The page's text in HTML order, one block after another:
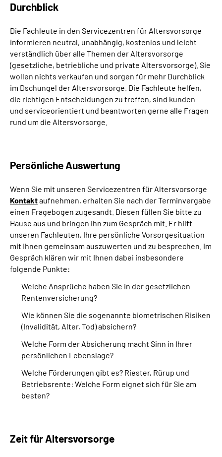
Mein Kundenportal
Durchblick
Die Fachleute in den Servicezentren für Altersvorsorge
informieren neutral, unabhängig, kostenlos und leicht
verständlich über alle Themen der Altersvorsorge
(gesetzliche, betriebliche und private Altersvorsorge). Sie
wollen nichts verkaufen und sorgen für mehr Durchblick
im Dschungel der Altersvorsorge. Die Fachleute helfen,
die richtigen Entscheidungen zu treffen, sind kunden-
und serviceorientiert und beantworten gerne alle Fragen
rund um die Altersvorsorge.
Persönliche Auswertung
Wenn Sie mit unseren Servicezentren für Altersvorsorge
Kontaktaufnehmen, erhalten Sie nach der Terminvergabe
einen Fragebogen zugesandt. Diesen füllen Sie bitte zu
Hause aus und bringen ihn zum Gespräch mit. Er hilft
unseren Fachleuten, Ihre persönliche Vorsorgesituation
mit Ihnen gemeinsam auszuwerten und zu besprechen. Im
Gespräch klären wir mit Ihnen dabei insbesondere
folgende Punkte:
Welche Ansprüche haben Sie in der gesetzlichen
Rentenversicherung?
Wie können Sie die sogenannte biometrischen Risiken
(Invalidität, Alter, Tod) absichern?
Welche Form der Absicherung macht Sinn in Ihrer
persönlichen Lebenslage?
Welche Förderungen gibt es? Riester, Rürup und
Betriebsrente: Welche Form eignet sich für Sie am
besten?
Zeit für Altersvorsorge